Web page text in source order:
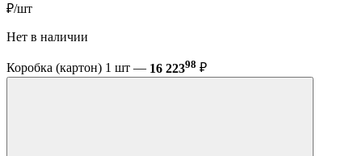
₽/шт
Нет в наличии
Коробка (картон) 1 шт — 16 22398 ₽